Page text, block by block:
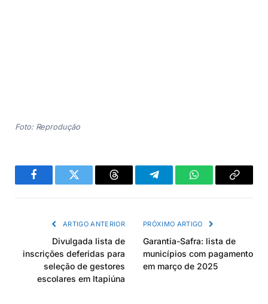
Foto: Reprodução
FacebookTwitter Threads TelegramWhatsAppCopiar
ARTIGO ANTERIOR
Divulgada lista de
inscrições deferidas para
seleção de gestores
escolares em Itapiúna
PRÓXIMO ARTIGO
Garantia-Safra: lista de
municípios com pagamento
em março de 2025